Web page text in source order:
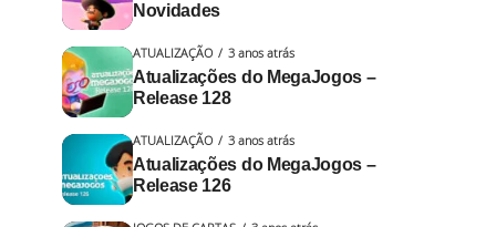
Novidades
ATUALIZAÇÃO 3 anos atrás
Atualizações do MegaJogos –
Release 128
ATUALIZAÇÃO 3 anos atrás
Atualizações do MegaJogos –
Release 126